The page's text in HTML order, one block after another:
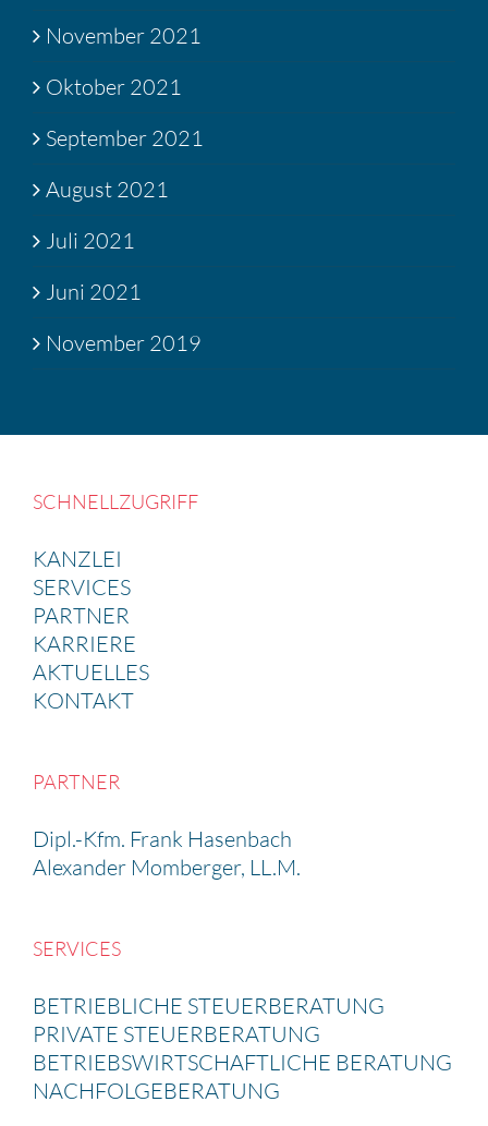
November 2021
Oktober 2021
September 2021
August 2021
Juli 2021
Juni 2021
November 2019
SCHNELL­ZU­GRIFF
KANZLEI
SERVICES
PARTNER
KARRIERE
AKTUELLES
KONTAKT
PARTNER
Dipl.-Kfm. Frank Hasen­bach
Alexander Momberger, LL.M.
SERVICES
BETRIEB­LICHE STEUER­BE­RA­TUNG
PRIVATE STEUER­BE­RA­TUNG
BETRIEBS­WIRT­SCHAFT­LICHE BERATUNG
NACHFOL­GE­BE­RA­TUNG